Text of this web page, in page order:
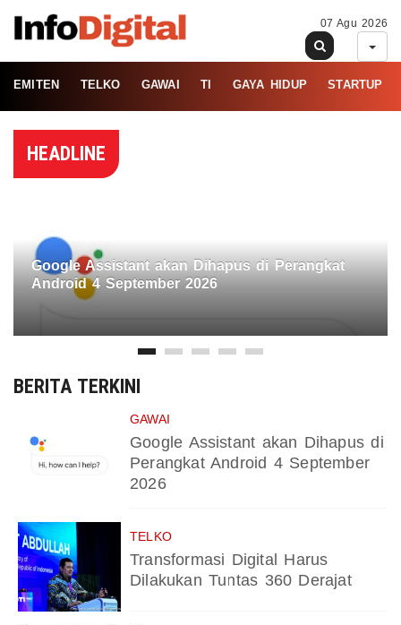
07 Agu 2026
EMITEN TELKO GAWAI TI GAYA HIDUP STARTUP
HEADLINE
Google Assistant akan Dihapus di Perangkat
Android 4 September 2026
BERITA TERKINI
GAWAI
Google Assistant akan Dihapus di
Perangkat Android 4 September
2026
TELKO
Transformasi Digital Harus
Dilakukan Tuntas 360 Derajat